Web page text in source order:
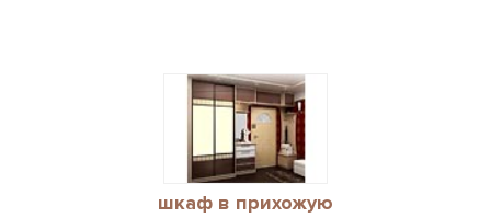
шкаф в прихожую